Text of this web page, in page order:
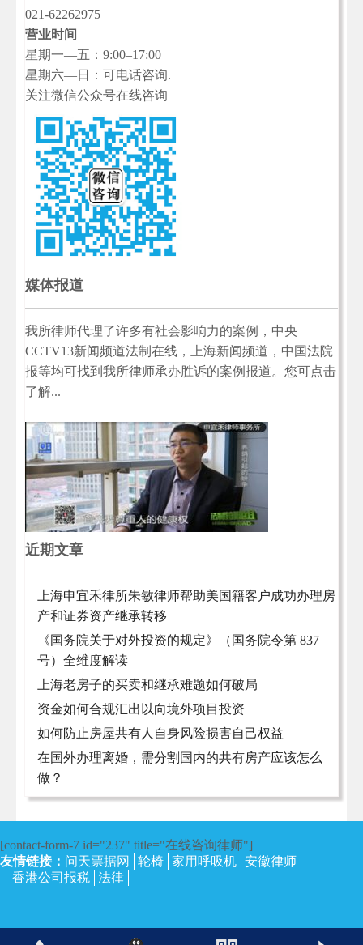
021-62262975
营业时间
星期一—五：9:00–17:00
星期六—日：可电话咨询.
关注微信公众号在线咨询
媒体报道
我所律师代理了许多有社会影响力的案例，中央
CCTV13新闻频道法制在线，上海新闻频道，中国法院
报等均可找到我所律师承办胜诉的案例报道。您可点击
了解...
近期文章
上海申宜禾律所朱敏律师帮助美国籍客户成功办理房
产和证券资产继承转移
《国务院关于对外投资的规定》（国务院令第 837
号）全维度解读
上海老房子的买卖和继承难题如何破局
资金如何合规汇出以向境外项目投资
如何防止房屋共有人自身风险损害自己权益
在国外办理离婚，需分割国内的共有房产应该怎么
做？
[contact-form-7 id="237" title="在线咨询律师"]
友情链接： 问天票据网 轮椅 家用呼吸机 安徽律师
香港公司报税 法律
沪ICP备13002673号-4| 上海律师网 2017 | 保留所有权利。